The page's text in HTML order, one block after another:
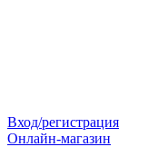
Вход/регистрация
Онлайн-магазин